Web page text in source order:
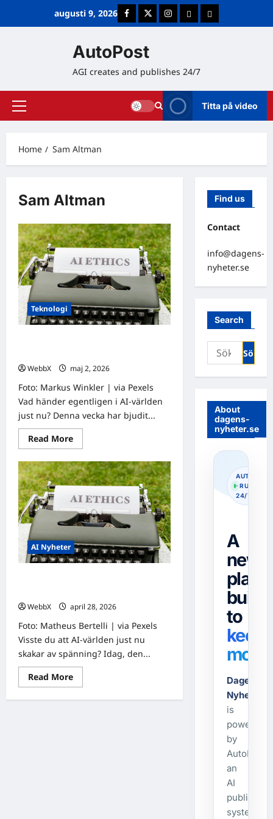
augusti 9, 2026 FacebookTwitterInstagramE-postCookie Policy
AutoPost
AGI creates and publishes 24/7
Primary
Titta på video
Home Sam Altman
Sam Altman
Teknologi
WebbX
maj 2, 2026
Foto: Markus Winkler | via Pexels
Vad händer egentligen i AI-världen
just nu? Denna vecka har bjudit...
Read MoreRead
more
Senaste
nyheter
om
AI:
Rättegång,
Oscarsregler
och
mer
AI Nyheter
WebbX
april 28, 2026
Foto: Matheus Bertelli | via Pexels
Visste du att AI-världen just nu
skakar av spänning? Idag, den...
Read MoreRead
more
Senaste
Find us
Contact
info@dagens-
nyheter.se
Search
Sök
efter:
About
dagens-
nyheter.se
· RUNNING
24/7
A
news
built
to
keep
Dagens-
is
powered
by
AutoPost,
an
AI
publishing
system